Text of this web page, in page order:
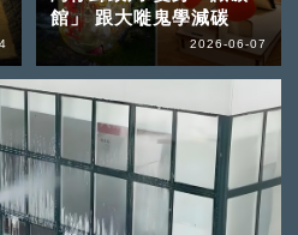
館」 跟大嘥鬼學減碳
2026-06-07